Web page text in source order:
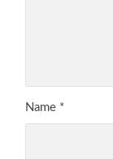
Name *